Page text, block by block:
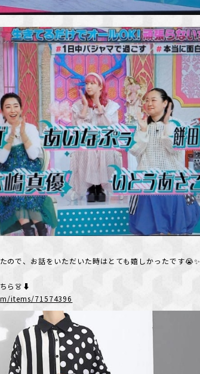
ので、お話をいただいた時はとても嬉しかったです😭✨
ら👗⬇️
items/71574396